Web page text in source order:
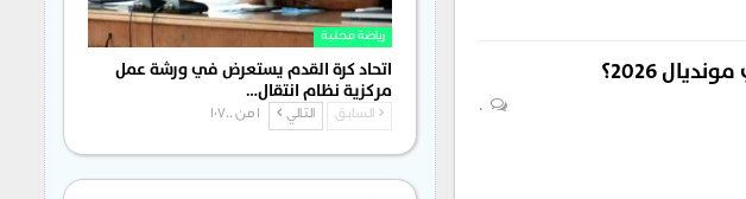
2026؟
رياضة محلية
اتحاد كرة القدم يستعرض في ورشة عمل
مركزية نظام انتقال…
السابق التالي 1 من 1٬700